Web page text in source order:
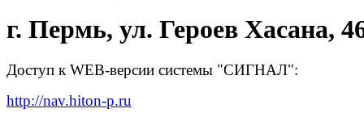
г. Пермь, ул. Героев Хасана,
Доступ к WEB-версии системы "СИГНАЛ":
http://nav.hiton-p.ru